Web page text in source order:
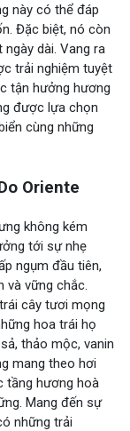
này có thể đáp
Đặc biệt, nó còn
dài. Vang ra
trải nghiệm tuyệt
tận hưởng hương
được lựa chọn
cùng những
Oriente
không kém
tới sự nhẹ
ngụm đầu tiên,
và vững chắc.
cây tươi mọng
hoa trái họ
thảo mộc, vanin
mang theo hơi
tầng hương hoà
Mang đến sự
những trải